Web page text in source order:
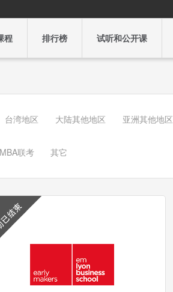
程 排行榜 试听和公开课
台湾地区 大陆其他地区 亚洲其他地区
MBA联考 其它